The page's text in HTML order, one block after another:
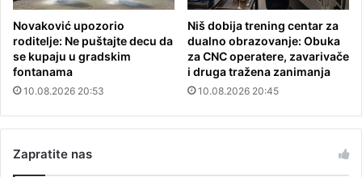
Novaković upozorio
roditelje: Ne puštajte decu da
se kupaju u gradskim
fontanama
10.08.2026 20:53
Niš dobija trening centar za
dualno obrazovanje: Obuka
za CNC operatere, zavarivače
i druga tražena zanimanja
10.08.2026 20:45
Zapratite nas